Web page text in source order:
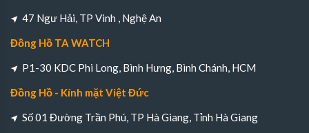
47 Ngư Hải, TP Vinh , Nghệ An
Đồng Hồ TA WATCH
P1-30 KDC Phi Long, Bình Hưng, Bình Chánh, HCM
Đồng Hồ - Kính mặt Việt Đức
Số 01 Đường Trần Phú, TP Hà Giang, Tỉnh Hà Giang